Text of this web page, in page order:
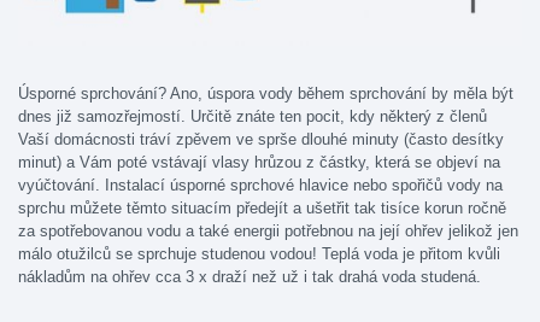
Úsporné sprchování? Ano, úspora vody během sprchování by měla být
dnes již samozřejmostí. Určitě znáte ten pocit, kdy některý z členů
Vaší domácnosti tráví zpěvem ve sprše dlouhé minuty (často desítky
minut) a Vám poté vstávají vlasy hrůzou z částky, která se objeví na
vyúčtování. Instalací úsporné sprchové hlavice nebo spořičů vody na
sprchu můžete těmto situacím předejít a ušetřit tak tisíce korun ročně
za spotřebovanou vodu a také energii potřebnou na její ohřev jelikož jen
málo otužilců se sprchuje studenou vodou! Teplá voda je přitom kvůli
nákladům na ohřev cca 3 x draží než už i tak drahá voda studená.